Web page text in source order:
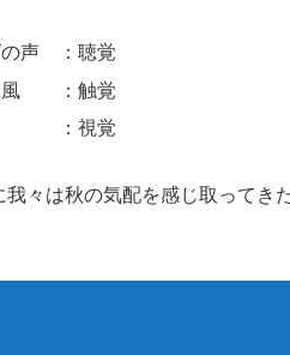
の声 ：聴覚
風 ：触覚
色 ：視覚
々は秋の気配を感じ取ってき